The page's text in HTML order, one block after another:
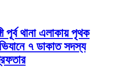
পূর্ব থানা এলাকায় পৃথক
৭ ডাকাত সদস্য